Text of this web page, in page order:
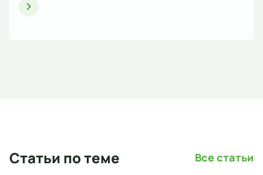
Статьи по теме Все статьи